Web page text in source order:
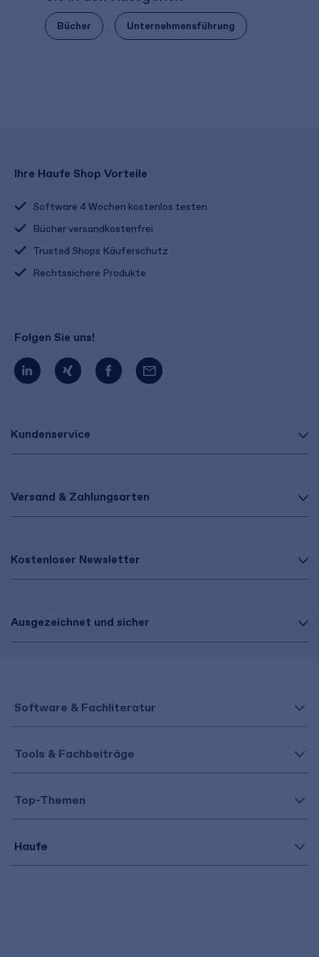
Bücher Unternehmensführung
Kundenservice
Versand & Zahlungsarten
Kostenloser Newsletter
Ausgezeichnet und sicher
Ihre Haufe Shop Vorteile
Software 4 Wochen kostenlos testen
Bücher versandkostenfrei
Trusted Shops Käuferschutz
Rechtssichere Produkte
Folgen Sie uns!
Software & Fachliteratur
Tools & Fachbeiträge
Top-Themen
Haufe